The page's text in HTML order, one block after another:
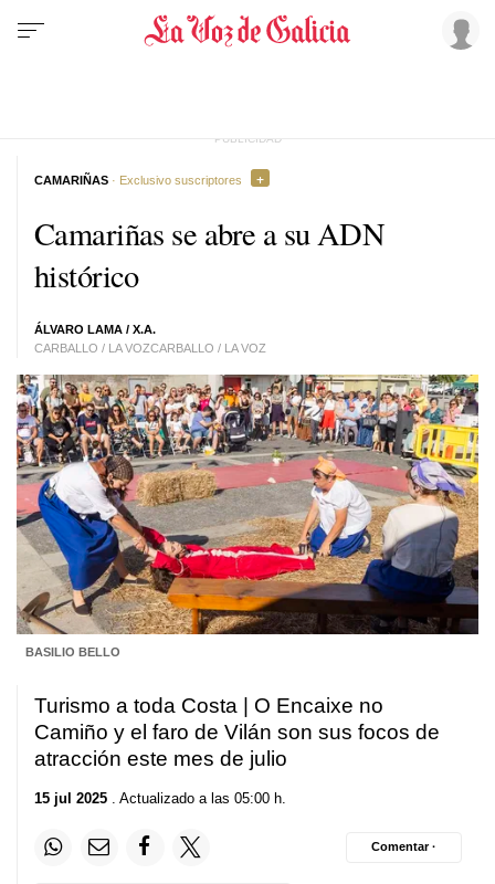
Camariñas se abre a su ADN
histórico
ÁLVARO LAMA / X.A.
CARBALLO / LA VOZCARBALLO / LA VOZ
CAMARIÑAS · Exclusivo suscriptores
BASILIO BELLO
Turismo a toda Costa | O Encaixe no
Camiño y el faro de Vilán son sus focos de
atracción este mes de julio
15 jul 2025 . Actualizado a las 05:00 h.
Comentar ·